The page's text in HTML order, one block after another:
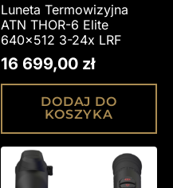
Luneta Termowizyjna
ATN THOR-6 Elite
640×512 3-24x LRF
16 699,00 zł
DODAJ DO
KOSZYKA